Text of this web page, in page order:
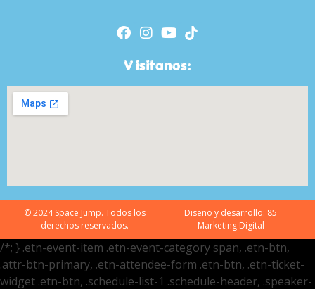
Visitanos:
© 2024 Space Jump. Todos los
derechos reservados.
Diseño y desarrollo: 85
Marketing Digital
/*; } .etn-event-item .etn-event-category span, .etn-btn,
.attr-btn-primary, .etn-attendee-form .etn-btn, .etn-ticket-
widget .etn-btn, .schedule-list-1 .schedule-header, .speaker-